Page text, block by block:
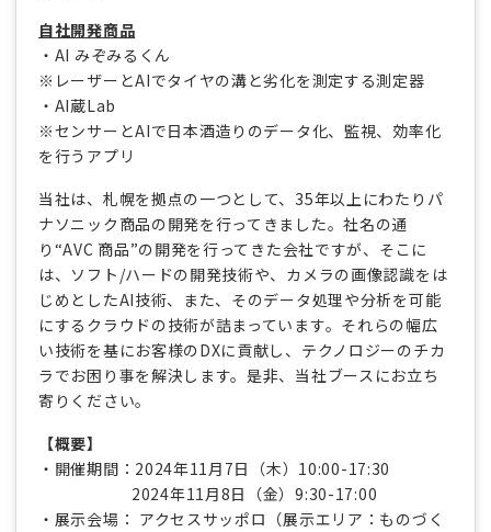
自社開発商品
・AI みぞみるくん
※レーザーとAIでタイヤの溝と劣化を測定する測定器
・AI蔵Lab
※センサーとAIで日本酒造りのデータ化、監視、効率化
を行うアプリ
当社は、札幌を拠点の一つとして、35年以上にわたりパ
ナソニック商品の開発を行ってきました。社名の通
り“AVC 商品”の開発を行ってきた会社ですが、そこに
は、ソフト/ハードの開発技術や、カメラの画像認識をは
じめとしたAI技術、また、そのデータ処理や分析を可能
にするクラウドの技術が詰まっています。それらの幅広
い技術を基にお客様のDXに貢献し、テクノロジーのチカ
ラでお困り事を解決します。是非、当社ブースにお立ち
寄りください。
【概要】
・開催期間：2024年11月7日（木）10:00-17:30
2024年11月8日（金）9:30-17:00
・展示会場： アクセスサッポロ（展示エリア：ものづく